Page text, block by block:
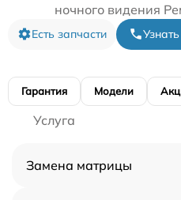
ночного видения
Есть запчасти
Гарантия Модели
Услуга
Замена матрицы